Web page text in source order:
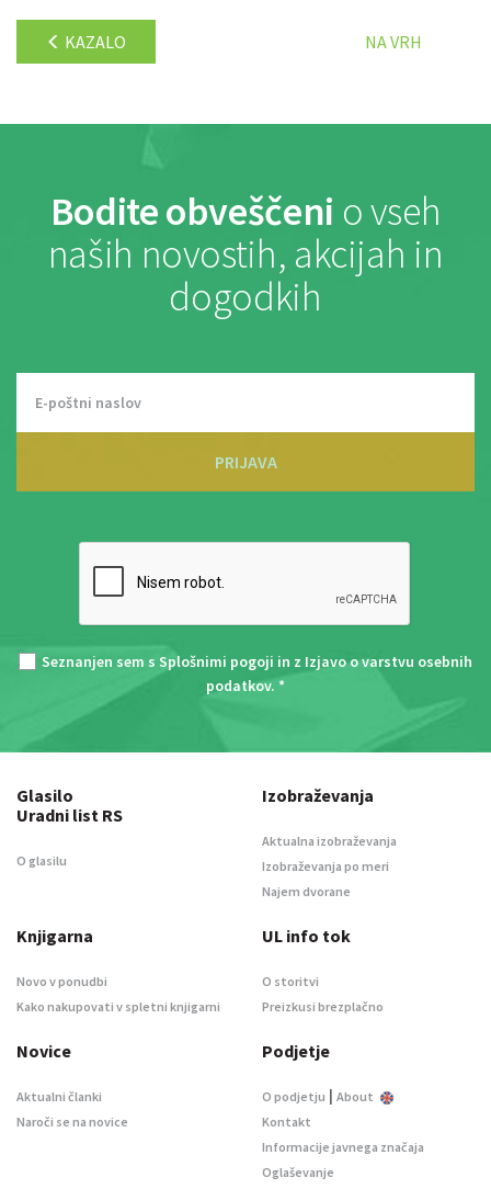
KAZALO NA VRH
Bodite obveščeni o vseh
naših novostih, akcijah in
dogodkih
PRIJAVA
Seznanjen sem s Splošnimi pogoji in z Izjavo o varstvu osebnih
podatkov. *
Glasilo
Uradni list RS
O glasilu
Izobraževanja
Aktualna izobraževanja
Izobraževanja po meri
Najem dvorane
Knjigarna
Novo v ponudbi
Kako nakupovati v spletni knjigarni
UL info tok
O storitvi
Preizkusi brezplačno
Novice
Aktualni članki
Naroči se na novice
Podjetje
O podjetju | About
Kontakt
Informacije javnega značaja
Oglaševanje